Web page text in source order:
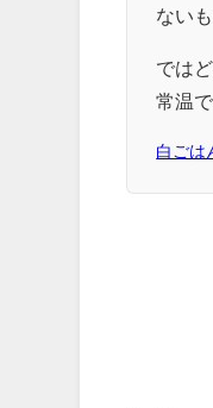
ない
では
常温
白ごは